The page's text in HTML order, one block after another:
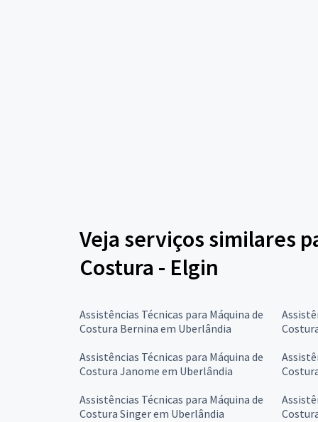
Veja serviços similares
Costura - Elgin
Assistências Técnicas para Máquina de
Costura Bernina em Uberlândia
Assistências Técnicas para Máquina de
Costura Janome em Uberlândia
Assistências Técnicas para Máquina de
Costura Singer em Uberlândia